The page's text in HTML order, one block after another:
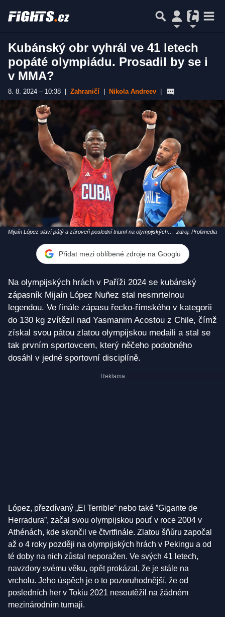
Kubánský obr vyhrál ve 41 letech
popáté olympiádu. Prosadil by se i
v MMA?
8. 8. 2024 – 10:38 Zahraničí Nikola Andreev
Mijaín López slaví pátý a zároveň poslední triumf na olympijských
zdroj: Profimedia
Přidat mezi oblíbené zdroje na Googlu
Na olympijských hrách v Paříži 2024 se kubánský
zápasník Mijaín López Nuñez stal nesmrtelnou
legendou. Ve finále zápasu řecko-římského v kategorii
do 130 kg zvítězil nad Yasmanim Acostou z Chile, čímž
získal svou pátou zlatou olympijskou medaili a stal se
tak prvním sportovcem, který něčeho podobného
dosáhl v jedné sportovní disciplíně.
López, přezdívaný „El Terrible“ nebo také ”Gigante de
Herradura”, začal svou olympijskou pouť v roce 2004 v
Athénách, kde skončil ve čtvrtfinále. Zlatou šňůru započal
až o 4 roky později na olympijských hrách v Pekingu a od
té doby na nich zůstal neporažen. Ve svých 41 letech,
navzdory svému věku, opět prokázal, že je stále na
vrcholu. Jeho úspěch je o to pozoruhodnější, že od
posledních her v Tokiu 2021 nesoutěžil na žádném
mezinárodním turnaji.